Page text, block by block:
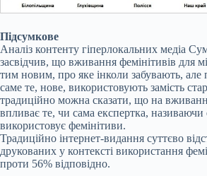
Підсумкове
Аналіз контенту гіперлокальних медіа
засвідчив, що вживання фемінітивів для
тим новим, про яке інколи забувають, але
саме те, нове, використовують замість
традиційно можна сказати, що на
впливає те, чи сама експертка, називаючи
використовує фемінітиви.
Традиційно інтернет-видання суттєво
друкованих у контексті використання
проти 56% відповідно.